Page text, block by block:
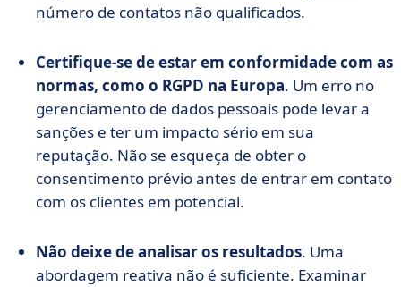
número de contatos não qualificados.
Certifique-se de estar em conformidade com as
normas, como o RGPD na Europa. Um erro no
gerenciamento de dados pessoais pode levar a
sanções e ter um impacto sério em sua
reputação. Não se esqueça de obter o
consentimento prévio antes de entrar em contato
com os clientes em potencial.
Não deixe de analisar os resultados. Uma
abordagem reativa não é suficiente. Examinar